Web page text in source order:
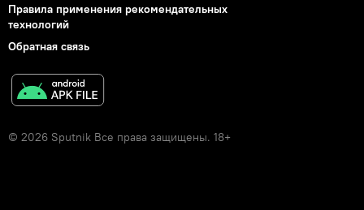
Правила применения рекомендательных
технологий
Обратная связь
© 2026 Sputnik Все права защищены. 18+